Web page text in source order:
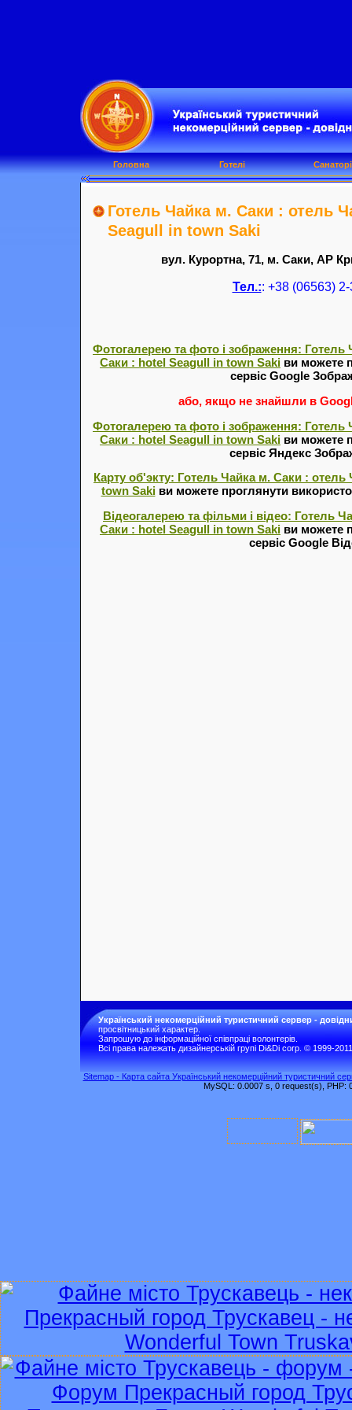
Готель Чайка м. Саки : отель
Seagull in town Saki
вул. Курортна, 71, м. Саки, АР
Тел.:: +38 (06563)
Фотогалерею та фото і зображення: Готель
Саки : hotel Seagull in town Saki ви можете
сервіс Google
або, якщо не знайшли в
Фотогалерею та фото і зображення: Готель
Саки : hotel Seagull in town Saki ви можете
сервіс Яндекс
Карту об'экту: Готель Чайка м. Саки :
town Sakiви можете проглянути
Відеогалерею та фільми і відео: Готель
Саки : hotel Seagull in town Saki ви можете
сервіс Google
Головна Готелі
Український некомерційний туристичний сервер -
просвітницький характер.
Запрошую до інформаційної співпраці волонтерів.
Всі права належать дизайнерській групі Di&Di corp. © 1999-2011
Sitemap - Карта сайта Український некомерційний туристичний
MySQL: 0.0007 s, 0 request(s), PHP: